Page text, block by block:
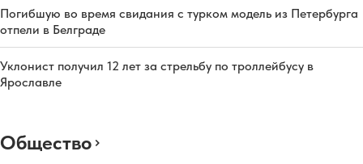
Погибшую во время свидания с турком модель из Петербурга
отпели в Белграде
Уклонист получил 12 лет за стрельбу по троллейбусу в
Ярославле
Общество